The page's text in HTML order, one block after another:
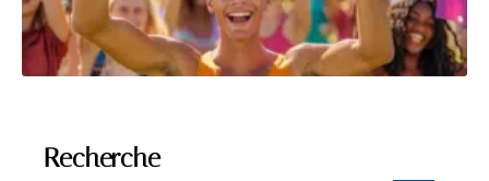
Recherche